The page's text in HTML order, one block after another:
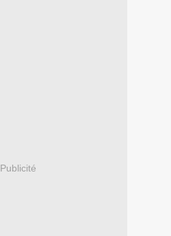
Publicité